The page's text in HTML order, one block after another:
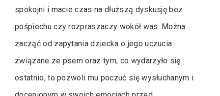
spokojni i macie czas na dłuższą dyskusję bez
pośpiechu czy rozpraszaczy wokół was. Można
zacząć od zapytania dziecka o jego uczucia
związane ze psem oraz tym, co wydarzyło się
ostatnio; to pozwoli mu poczuć się wysłuchanym i